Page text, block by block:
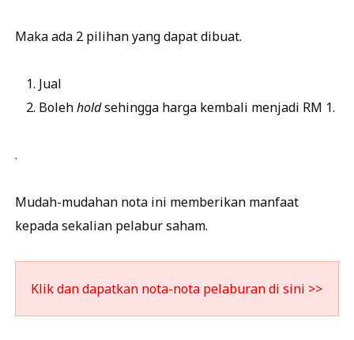
Maka ada 2 pilihan yang dapat dibuat.
Jual
Bolehholdsehingga harga kembali menjadi RM 1.
.
Mudah-mudahan nota ini memberikan manfaat
kepada sekalian pelabur saham.
Klik dan dapatkan nota-nota pelaburan di sini >>